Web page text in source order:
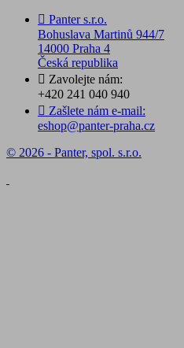
 Panter s.r.o.
Bohuslava Martinů 944/7
14000 Praha 4
Česká republika
 Zavolejte nám:
+420 241 040 940
 Zašlete nám e-mail:
eshop@panter-praha.cz
© 2026 - Panter, spol. s.r.o.